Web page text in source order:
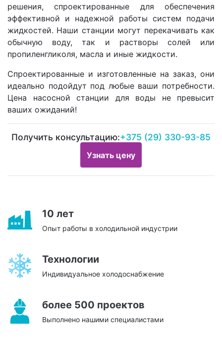
решения, спроектированные для обеспечения
эффективной и надежной работы систем подачи
жидкостей. Наши станции могут перекачивать как
обычную воду, так и растворы солей или
пропиленгликоля, масла и иные жидкости.
Спроектированные и изготовленные на заказ, они
идеально подойдут под любые ваши потребности.
Цена насосной станции для воды не превысит
ваших ожиданий!
Получить консультацию:+375 (29) 330-93-85
Узнать цену
10 лет
Опыт работы в холодильной индустрии
Технологии
Индивидуальное холодоснабжение
более 500 проектов
Выполнено нашими специалистами